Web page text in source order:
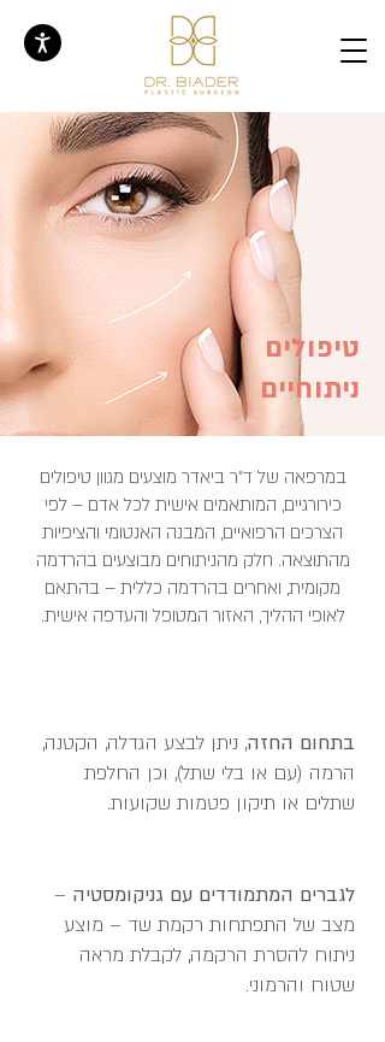
טיפולים
ניתוחיים
במרפאה של ד"ר ביאדר מוצעים מגוון טיפולים
כירורגיים, המותאמים אישית לכל אדם – לפי
הצרכים הרפואיים, המבנה האנטומי והציפיות
מהתוצאה. חלק מהניתוחים מבוצעים בהרדמה
מקומית, ואחרים בהרדמה כללית – בהתאם
לאופי ההליך, האזור המטופל והעדפה אישית.
בתחום החזה, ניתן לבצע הגדלה, הקטנה,
הרמה (עם או בלי שתל), וכן החלפת
שתלים או תיקון פטמות שקועות.
לגברים המתמודדים עם גניקומסטיה –
מצב של התפתחות רקמת שד – מוצע
ניתוח להסרת הרקמה, לקבלת מראה
שטוח והרמוני.​